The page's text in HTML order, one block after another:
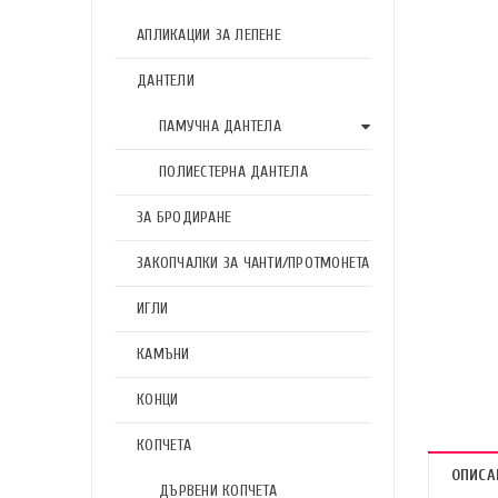
АПЛИКАЦИИ ЗА ЛЕПЕНЕ
ДАНТЕЛИ
ПАМУЧНА ДАНТЕЛА
ПОЛИЕСТЕРНА ДАНТЕЛА
ЗА БРОДИРАНЕ
ЗАКОПЧАЛКИ ЗА ЧАНТИ/ПРОТМОНЕТА
ИГЛИ
КАМЪНИ
КОНЦИ
КОПЧЕТА
ДЪРВЕНИ КОПЧЕТА